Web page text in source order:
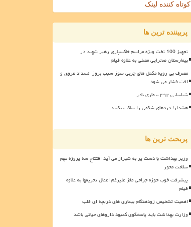
کوتاه کننده لینک
پربیننده ترین ها
تجهیز 100 تخت ویژه مراسم خاکسپاری رهبر شهید در
بیمارستان صحرایی مصلی به علاوه فیلم
مصرف بی رویه مکمل های چربی سوز سبب بروز انسداد عروق و
افت فشار می شود
شناسایی ۴۹۲ بیماری نادر
هشدار! دردهای شکمی را ساکت نکنید
پربحث ترین ها
وزیر بهداشت با دست پر به شیراز می آید افتتاح سه پروژه مهم
سلامت محور
پیشرفت خوب حوزه جراحی مغز علیرغم اعمال تحریمها به علاوه
فیلم
اهمیت تشخیص زودهنگام بیماری های دریچه ای قلب
وزارت بهداشت باید پاسخگوی کمبود داروهای حیاتی باشد